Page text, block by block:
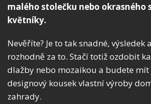
malého stolečku nebo okrasného
květníky.
Nevěříte? Je to tak snadné, výsledek
rozhodně za to. Stačí totiž ozdobit
dlažby nebo mozaikou a budete mít
designový kousek vlastní výroby
zahrady.